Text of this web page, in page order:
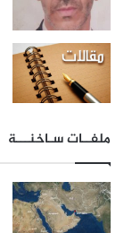
ملفــات سـاخنـــة